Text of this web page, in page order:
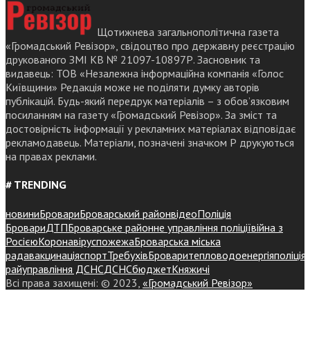
Щотижнева загальнополітична газета
«Громадський Ревізор», свідоцтво про державну реєстрацію
друкованого ЗМІ КВ № 21097-10897Р. Засновник та
видавець: ТОВ «Незалежна інформаційна компанія «Голос
Київщини» Редакція може не поділяти думку авторів
публікацій. Будь-який передрук матеріалів – з обов’язковим
посиланням на газету «Громадський Ревізор». За зміст та
достовірність інформації у рекламних матеріалах відповідає
рекламодавець. Матеріали, позначені значком Р друкуються
на правах реклами.
# TRENDING
новиниБровариБроварський районвідеоПоліція
БровариДТПБроварське районне управління поліціївійна з
РосієюКоронавіруспожежаБроварська міська
радавакцинаціяспортТребухівБроваритепловодоенергіяполіція
райуправління ДСНСДСНСбюджетКняжичі
Всі права захищені: © 2023, «Громадський Ревізор»